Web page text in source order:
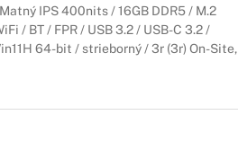
IPS 400nits / 16GB DDR5 / M.2
/ BT / FPR / USB 3.2 / USB-C 3.2 /
64-bit / strieborný / 3r (3r) On-Site,